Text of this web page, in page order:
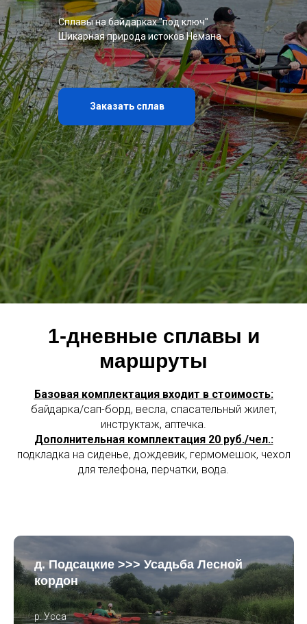
Сплавы на байдарках "под ключ"
Шикарная природа истоков Немана
Заказать сплав
1-дневные сплавы и
маршруты
Базовая комплектация входит в стоимость:
байдарка/сап-борд, весла, спасательный жилет,
инструктаж, аптечка.
Дополнительная комплектация 20 руб./чел.:
подкладка на сиденье, дождевик, гермомешок, чехол
для телефона, перчатки, вода.
д. Подсацкие >>> Усадьба Лесной
кордон
р. Усса